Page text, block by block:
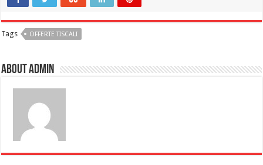
Tags OFFERTE TISCALI
About admin